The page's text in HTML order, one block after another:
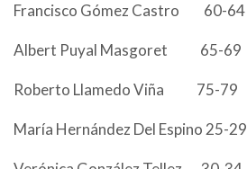
Francisco Gómez Castro 60-64
Albert Puyal Masgoret 65-69
Roberto Llamedo Viña 75-79
María Hernández Del Espino 25-29